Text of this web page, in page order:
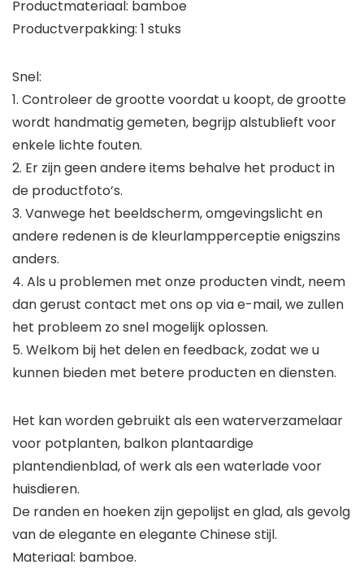
Productmateriaal: bamboe
Productverpakking: 1 stuks
Snel:
1. Controleer de grootte voordat u koopt, de grootte
wordt handmatig gemeten, begrijp alstublieft voor
enkele lichte fouten.
2. Er zijn geen andere items behalve het product in
de productfoto’s.
3. Vanwege het beeldscherm, omgevingslicht en
andere redenen is de kleurlampperceptie enigszins
anders.
4. Als u problemen met onze producten vindt, neem
dan gerust contact met ons op via e-mail, we zullen
het probleem zo snel mogelijk oplossen.
5. Welkom bij het delen en feedback, zodat we u
kunnen bieden met betere producten en diensten.
Het kan worden gebruikt als een waterverzamelaar
voor potplanten, balkon plantaardige
plantendienblad, of werk als een waterlade voor
huisdieren.
De randen en hoeken zijn gepolijst en glad, als gevolg
van de elegante en elegante Chinese stijl.
Materiaal: bamboe.